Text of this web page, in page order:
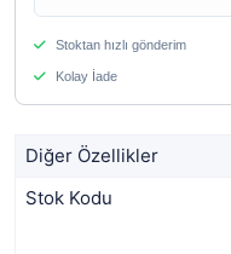
Stoktan hızlı gönderim
Kolay İade
Diğer Özellikler
Stok Kodu